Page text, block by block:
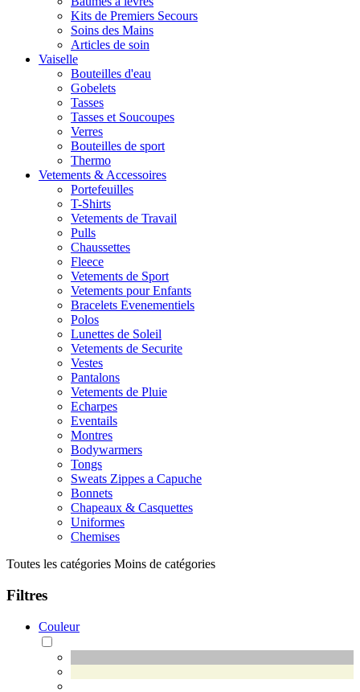
Kits de Premiers Secours
Soins des Mains
Articles de soin
Vaiselle
Bouteilles d'eau
Gobelets
Tasses
Tasses et Soucoupes
Verres
Bouteilles de sport
Thermo
Vetements & Accessoires
Portefeuilles
T-Shirts
Vetements de Travail
Pulls
Chaussettes
Fleece
Vetements de Sport
Vetements pour Enfants
Bracelets Evenementiels
Polos
Lunettes de Soleil
Vetements de Securite
Vestes
Pantalons
Vetements de Pluie
Echarpes
Eventails
Montres
Bodywarmers
Tongs
Sweats Zippes a Capuche
Bonnets
Chapeaux & Casquettes
Uniformes
Chemises
Toutes les catégories Moins de catégories
Filtres
Couleur